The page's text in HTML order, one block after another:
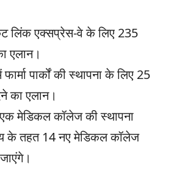
लिंक एक्सप्रेस-वे के लिए 235
एलान।
पार्कों की स्थापना के लिए 25
का एलान।
मेडिकल कॉलेज की स्थापना
के तहत 14 नए मेडिकल कॉलेज